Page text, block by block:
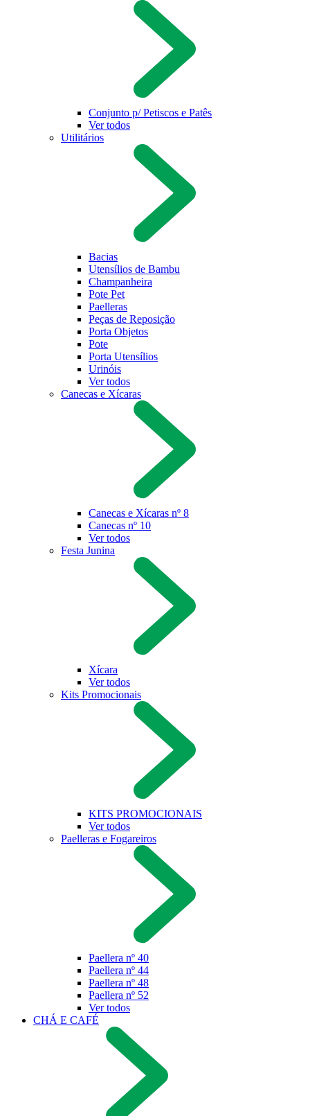
Conjunto p/ Petiscos e Patês
Ver todos
Utilitários
Bacias
Utensílios de Bambu
Champanheira
Pote Pet
Paelleras
Peças de Reposição
Porta Objetos
Pote
Porta Utensílios
Urinóis
Ver todos
Canecas e Xícaras
Canecas e Xícaras nº 8
Canecas nº 10
Ver todos
Festa Junina
Xícara
Ver todos
Kits Promocionais
KITS PROMOCIONAIS
Ver todos
Paelleras e Fogareiros
Paellera nº 40
Paellera nº 44
Paellera nº 48
Paellera nº 52
Ver todos
CHÁ E CAFÉ